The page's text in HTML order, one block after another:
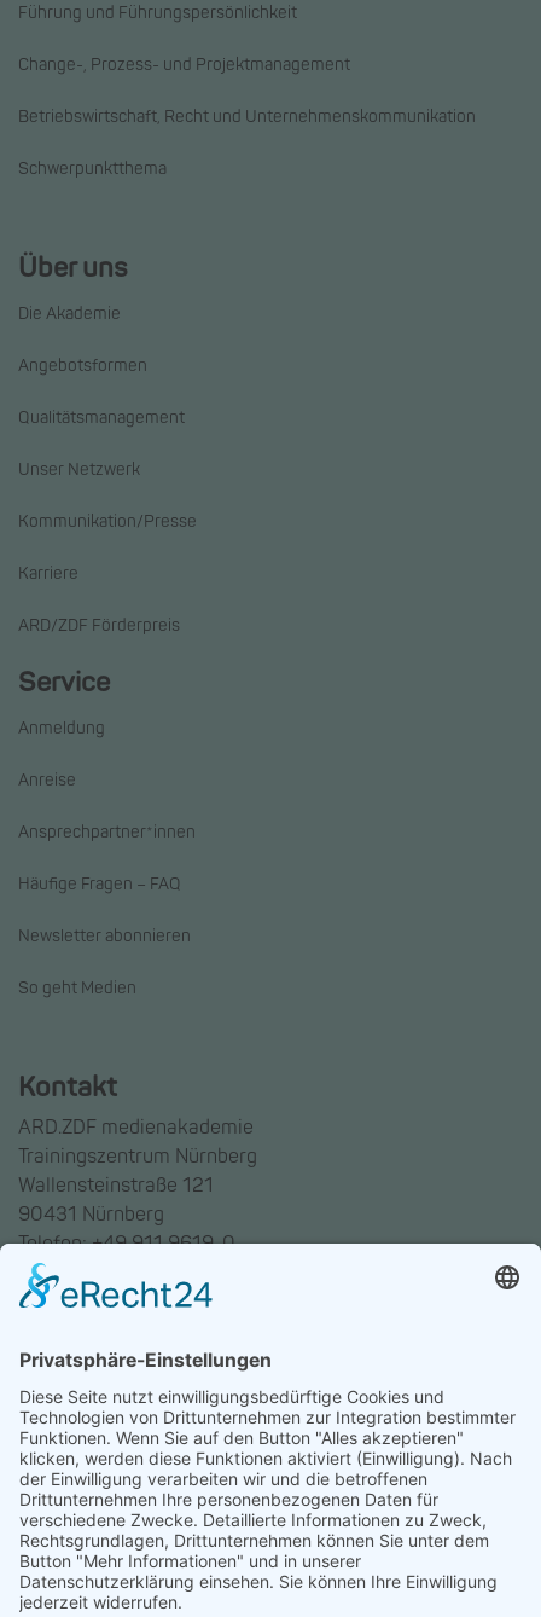
Führung und Führungspersönlichkeit
Change-, Prozess- und Projektmanagement
Betriebswirtschaft, Recht und Unternehmenskommunikation
Schwerpunktthema
Über uns
Die Akademie
Angebotsformen
Qualitätsmanagement
Unser Netzwerk
Kommunikation/Presse
Karriere
ARD/ZDF Förderpreis
Service
Anmeldung
Anreise
Ansprechpartner*innen
Häufige Fragen – FAQ
Newsletter abonnieren
So geht Medien
Kontakt
ARD.ZDF medienakademie
Trainingszentrum Nürnberg
Wallensteinstraße 121
90431 Nürnberg
Telefon: +49 911 9619-0
Trainingszentrum Hannover
30169 Hannover
Telefon: +49 511 123598-531
AGB
Datenschutz